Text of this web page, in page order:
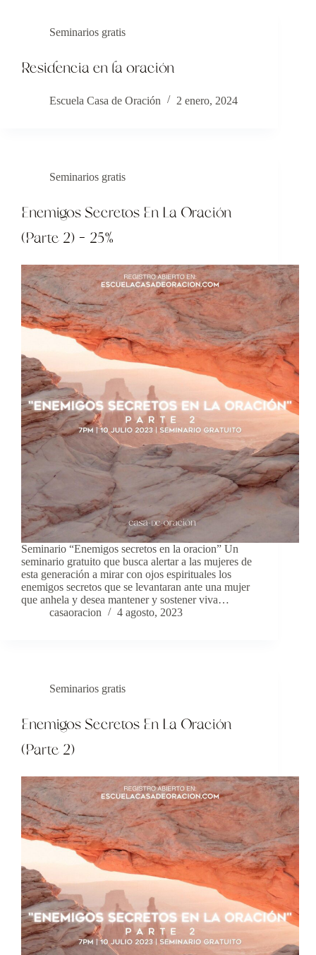
Seminarios gratis
Residencia en la oración
Escuela Casa de Oración 2 enero, 2024
Seminarios gratis
Enemigos Secretos En La Oración
(Parte 2) – 25%
Seminario “Enemigos secretos en la oracion” Un
seminario gratuito que busca alertar a las mujeres de
esta generación a mirar con ojos espirituales los
enemigos secretos que se levantaran ante una mujer
que anhela y desea mantener y sostener viva…
casaoracion
4 agosto, 2023
Seminarios gratis
Enemigos Secretos En La Oración
(Parte 2)